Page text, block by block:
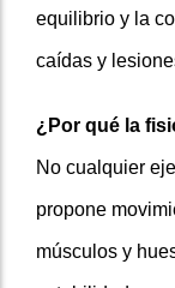
equilibrio y la
caídas y
¿Por qué la
No cualquier
propone
músculos y